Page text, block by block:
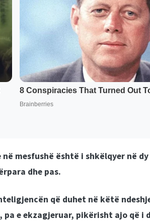
në mesfushë është i shkëlqyer në
dhe pas.
që duhet në këtë
pa e ekzagjeruar, pikërisht ajo që